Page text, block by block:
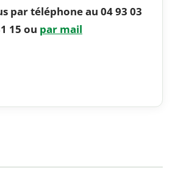
par téléphone au 04 93 03
15 ou par mail